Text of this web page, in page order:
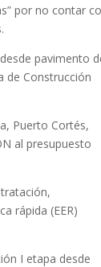
por no contar
pavimento
de Construcción
Puerto Cortés,
al presupuesto
rápida (EER)
I etapa desde